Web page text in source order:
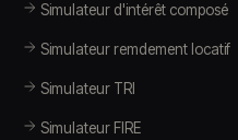
Simulateur d'intérêt composé
Simulateur remdement locatif
Simulateur TRI
Simulateur FIRE